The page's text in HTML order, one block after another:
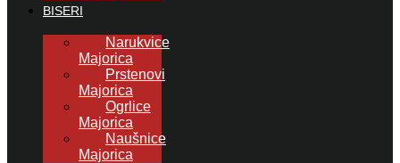
BISERI
Narukvice
Majorica
Prstenovi
Majorica
Ogrlice
Majorica
Naušnice
Majorica